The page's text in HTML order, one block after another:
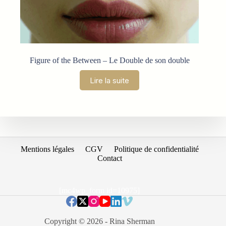
Figure of the Between – Le Double de son double
Lire la suite
Mentions légales CGV
Politique de confidentialité
Contact
Copyright © 2026 - Rina Sherman